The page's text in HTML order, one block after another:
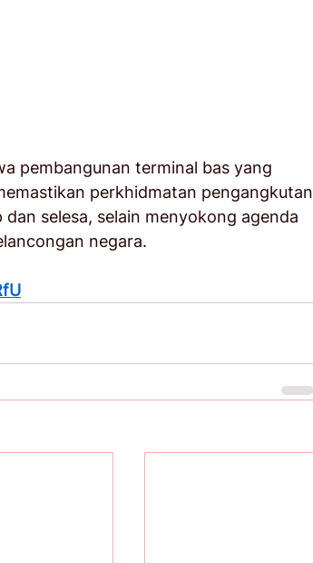
pembangunan terminal bas yang
perkhidmatan pengangkutan
selesa, selain menyokong agenda
negara.